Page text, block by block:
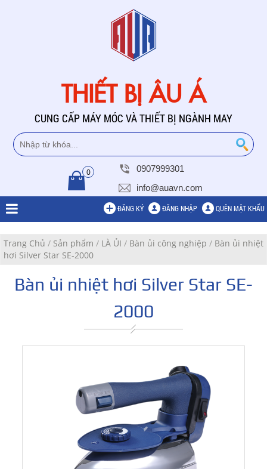
THIẾT BỊ ÂU Á
CUNG CẤP MÁY MÓC VÀ THIẾT BỊ NGÀNH MAY
0
0907999301
info@auavn.com
ĐĂNG KÝ ĐĂNG NHẬP QUÊN MẬT KHẨU
Trang Chủ / Sản phẩm / LÀ ỦI / Bàn ủi công nghiệp / Bàn ủi nhiệt
hơi Silver Star SE-2000
Bàn ủi nhiệt hơi Silver Star SE-
2000